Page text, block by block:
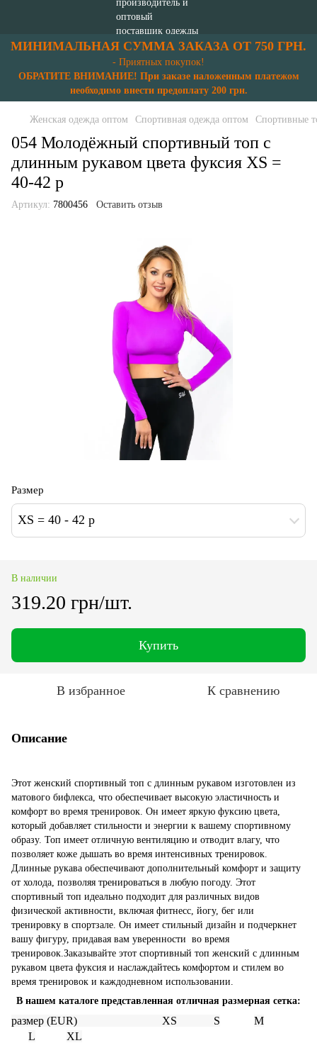
МИНИМАЛЬНАЯ СУММА ЗАКАЗА ОТ 750 ГРН.
- Приятных покупок!
ОБРАТИТЕ ВНИМАНИЕ! При заказе наложенным платежом
необходимо внести предоплату 200 грн.
Женская одежда оптом Спортивная одежда оптом Спортивные
054 Молодёжный спортивный топ с
длинным рукавом цвета фуксия XS =
40-42 p
Артикул: 7800456 Оставить отзыв
Размер
XS = 40 - 42 p
В наличии
319.20 грн/шт.
Купить
В избранное К сравнению
Описание
Этот женский спортивный топ с длинным рукавом изготовлен из
матового бифлекса, что обеспечивает высокую эластичность и
комфорт во время тренировок. Он имеет яркую фуксию цвета,
который добавляет стильности и энергии к вашему спортивному
образу. Топ имеет отличную вентиляцию и отводит влагу, что
позволяет коже дышать во время интенсивных тренировок.
Длинные рукава обеспечивают дополнительный комфорт и защиту
от холода, позволяя тренироваться в любую погоду. Этот
спортивный топ идеально подходит для различных видов
физической активности, включая фитнесс, йогу, бег или
тренировку в спортзале. Он имеет стильный дизайн и подчеркнет
вашу фигуру, придавая вам уверенности во время
тренировок.Заказывайте этот спортивный топ женский с длинным
рукавом цвета фуксия и наслаждайтесь комфортом и стилем во
время тренировок и каждодневном использовании.
В нашем каталоге представленная отличная размерная сетка:
размер (EUR) XS S
M
L
XL